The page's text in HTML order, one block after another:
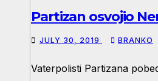
Partizan osvojio
JULY 30, 2019 BRANKO
Vaterpolisti Partizana